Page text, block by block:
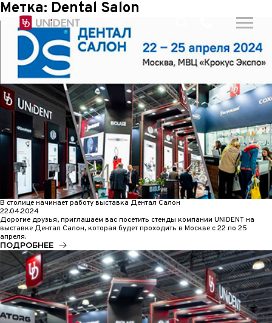
Метка: Dental Salon
В столице начинает работу выставка Дентал Салон
22.04.2024
Дорогие друзья, приглашаем вас посетить стенды компании UNIDENT на
выставке Дентал Салон, которая будет проходить в Москве с 22 по 25
апреля.
ПОДРОБНЕЕ